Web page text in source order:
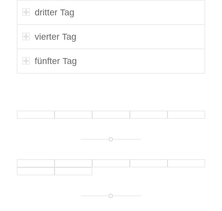
dritter Tag
vierter Tag
fünfter Tag